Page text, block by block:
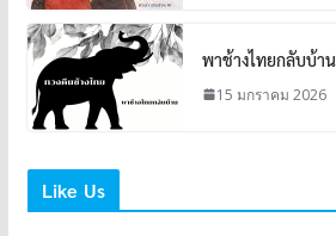
พาช้างไทยกลับบ้าน
15 มกราคม 2026
Like Us